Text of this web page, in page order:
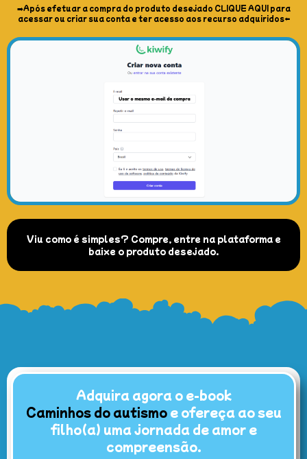
➡️Após efetuar a compra do produto desejado CLIQUE AQUI para
acessar ou criar sua conta e ter acesso aos recurso adquiridos⬅️
Viu como é simples? Compre, entre na plataforma e
baixe o produto desejado.
Adquira agora o e-book
Caminhos do autismo e ofereça ao seu
filho(a) uma jornada de amor e
compreensão.